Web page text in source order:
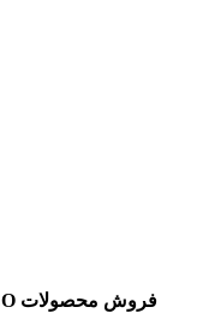
فروش محصولات CISCO